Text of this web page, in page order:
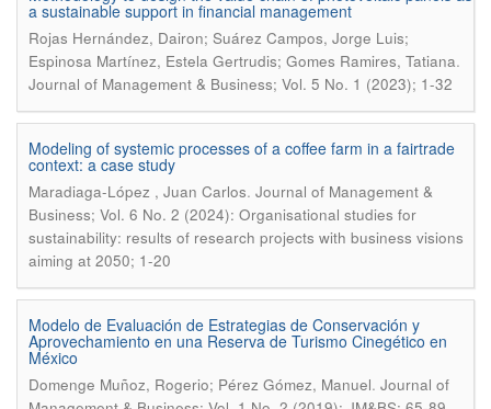
a sustainable support in financial management
Rojas Hernández, Dairon; Suárez Campos, Jorge Luis;
Espinosa Martínez, Estela Gertrudis; Gomes Ramires, Tatiana.
Journal of Management & Business; Vol. 5 No. 1 (2023); 1-32
Modeling of systemic processes of a coffee farm in a fairtrade
context: a case study
Maradiaga-López , Juan Carlos. Journal of Management &
Business; Vol. 6 No. 2 (2024): Organisational studies for
sustainability: results of research projects with business visions
aiming at 2050; 1-20
Modelo de Evaluación de Estrategias de Conservación y
Aprovechamiento en una Reserva de Turismo Cinegético en
México
Domenge Muñoz, Rogerio; Pérez Gómez, Manuel. Journal of